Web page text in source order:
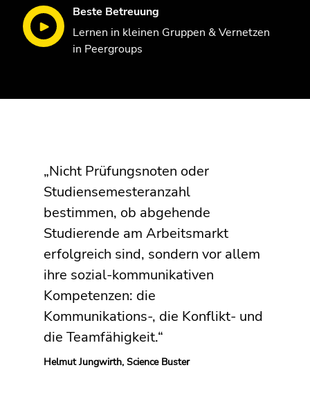
Beste Betreuung
Lernen in kleinen Gruppen & Vernetzen
in Peergroups
„Nicht Prüfungsnoten oder
Studiensemesteranzahl
bestimmen, ob abgehende
Studierende am Arbeitsmarkt
erfolgreich sind, sondern vor allem
ihre sozial-kommunikativen
Kompetenzen: die
Kommunikations-, die Konflikt- und
die Teamfähigkeit.“
Helmut Jungwirth, Science Buster